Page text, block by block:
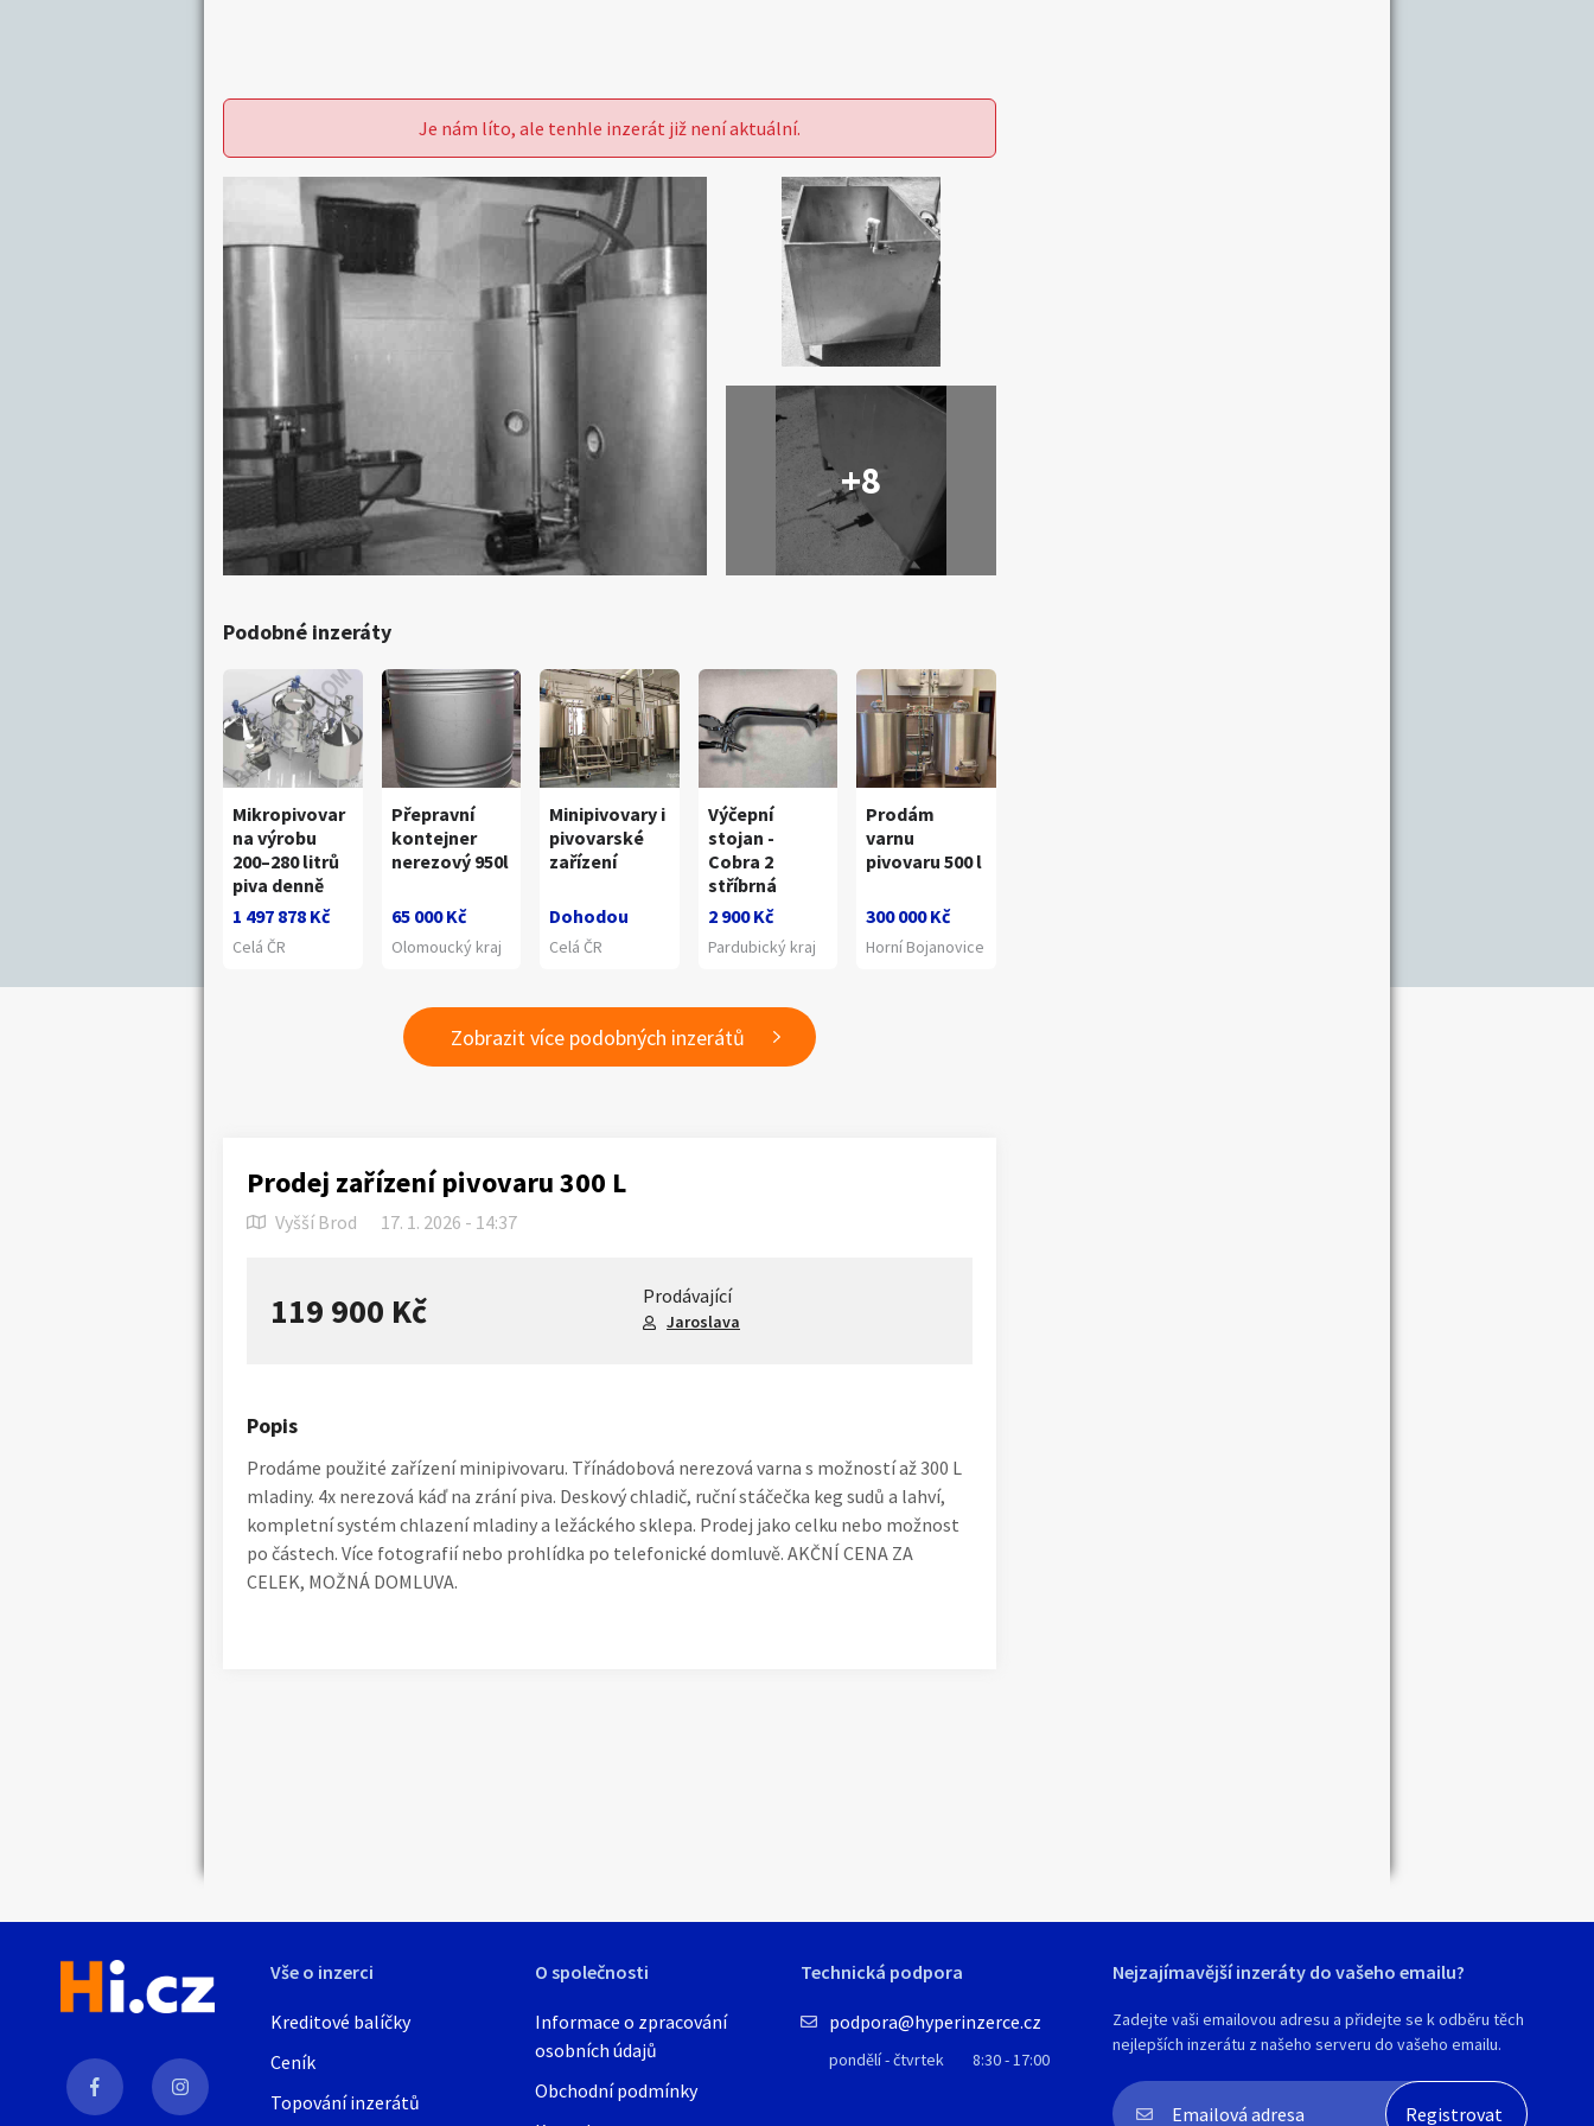
Je nám líto, ale tenhle inzerát již není aktuální.
+8
Podobné inzeráty
Mikropivovar
na výrobu
200–280 litrů
piva denně
1 497 878 Kč
Celá ČR
Přepravní
kontejner
nerezový 950l
65 000 Kč
Olomoucký kraj
Minipivovary i
pivovarské
zařízení
Dohodou
Celá ČR
Výčepní
stojan -
Cobra 2
stříbrná
2 900 Kč
Pardubický kraj
Prodám
varnu
pivovaru 500 l
300 000 Kč
Horní Bojanovice
Zobrazit více podobných inzerátů
Prodej zařízení pivovaru 300 L
Vyšší Brod 17. 1. 2026 - 14:37
119 900 Kč Prodávající
Jaroslava
Popis
Prodáme použité zařízení minipivovaru. Třínádobová nerezová varna s možností až 300 L
mladiny. 4x nerezová káď na zrání piva. Deskový chladič, ruční stáčečka keg sudů a lahví,
kompletní systém chlazení mladiny a ležáckého sklepa. Prodej jako celku nebo možnost
po částech. Více fotografií nebo prohlídka po telefonické domluvě. AKČNÍ CENA ZA
CELEK, MOŽNÁ DOMLUVA.
Vše o inzerci
Kreditové balíčky
Ceník
Topování inzerátů
O společnosti
Informace o zpracování
osobních údajů
Obchodní podmínky
Technická podpora
podpora@hyperinzerce.cz
pondělí - čtvrtek 8:30 - 17:00
Nejzajímavější inzeráty do vašeho emailu?
Zadejte vaši emailovou adresu a přidejte se k odběru těch
nejlepších inzerátu z našeho serveru do vašeho emailu.